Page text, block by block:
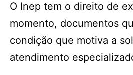
O Inep tem o direito de
momento, documentos
condição que motiva a
atendimento